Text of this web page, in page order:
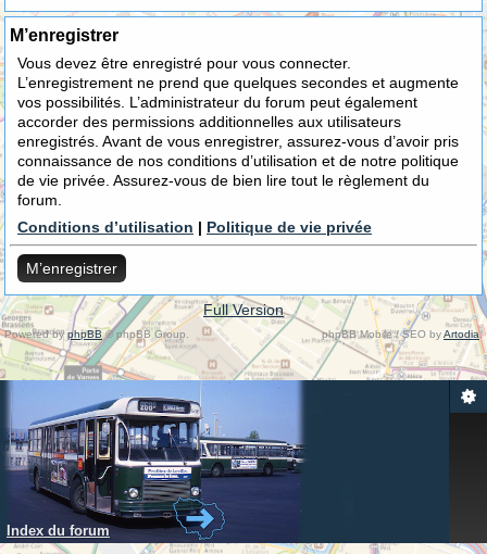
M’enregistrer
Vous devez être enregistré pour vous connecter.
L’enregistrement ne prend que quelques secondes et augmente
vos possibilités. L’administrateur du forum peut également
accorder des permissions additionnelles aux utilisateurs
enregistrés. Avant de vous enregistrer, assurez-vous d’avoir pris
connaissance de nos conditions d’utilisation et de notre politique
de vie privée. Assurez-vous de bien lire tout le règlement du
forum.
Conditions d’utilisation | Politique de vie privée
M’enregistrer
Full Version
Powered byphpBB© phpBB Group. phpBB Mobile / SEO byArtodia.
Index du forum